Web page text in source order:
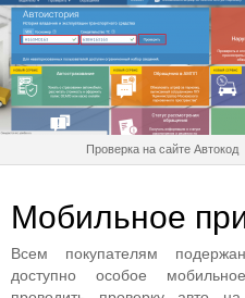
Проверка на сайте Автокод
Мобильное
Всем покупателям
доступно особое